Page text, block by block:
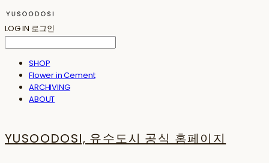
LOG IN 로그인
SHOP
Flower in Cement
ARCHIVING
ABOUT
YUSOODOSI, 유수도시 공식 홈페이지